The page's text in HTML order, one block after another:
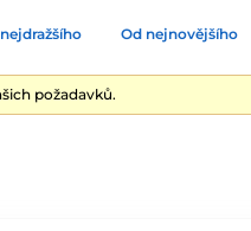
Od nejnovějšího
požadavků.